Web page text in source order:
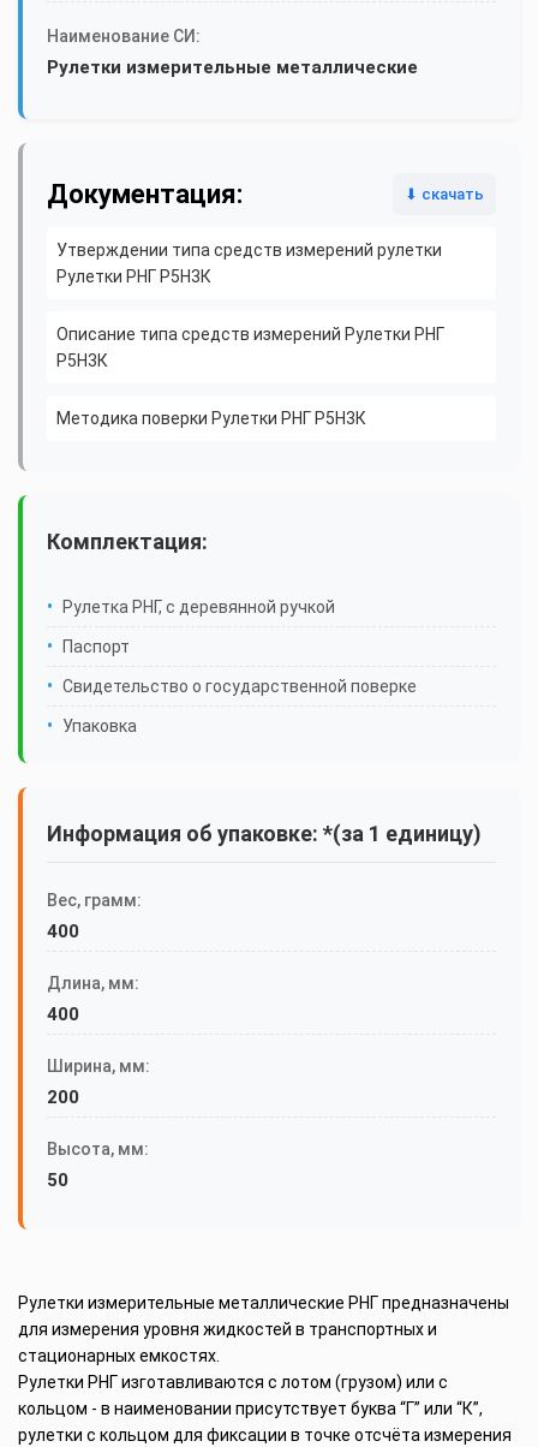
Наименование СИ:
Рулетки измерительные металлические
Документация: ⬇ скачать
Утверждении типа средств измерений рулетки
Рулетки РНГ Р5Н3К
Описание типа средств измерений Рулетки РНГ
Р5Н3К
Методика поверки Рулетки РНГ Р5Н3К
Комплектация:
Рулетка РНГ, с деревянной ручкой
Паспорт
Свидетельство о государственной поверке
Упаковка
Информация об упаковке: *(за 1 единицу)
Вес, грамм:
400
Длина, мм:
400
Ширина, мм:
200
Высота, мм:
50
Рулетки измерительные металлические РНГ предназначены
для измерения уровня жидкостей в транспортных и
стационарных емкостях.
Рулетки РНГ изготавливаются с лотом (грузом) или с
кольцом - в наименовании присутствует буква “Г” или “К”,
рулетки с кольцом для фиксации в точке отсчёта измерения